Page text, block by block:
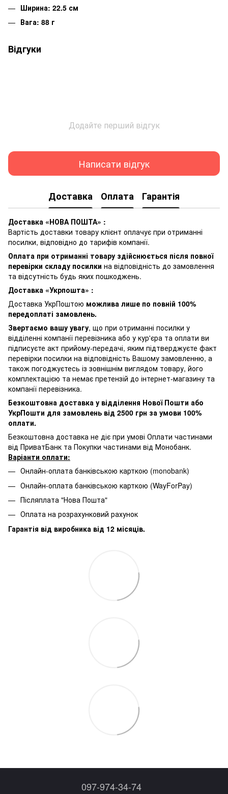
Ширина: 22.5 см
Вага: 88 г
Відгуки
Додайте перший відгук
Написати відгук
Доставка Оплата Гарантія
Доставка «НОВА ПОШТА» :
Вартість доставки товару клієнт оплачує при отриманні
посилки, відповідно до тарифів компанії.
Оплата при отриманні товару здійснюється після повної
перевірки складу посилки на відповідність до замовлення
та відсутність будь яких пошкоджень.
Доставка «Укрпошта» :
Доставка УкрПоштою можлива лише по повній 100%
передоплаті замовлень.
Звертаємо вашу увагу, що при отриманні посилки у
відділенні компанії перевізника або у кур'єра та оплати ви
підписуєте акт прийому-передачі, яким підтверджуєте факт
перевірки посилки на відповідність Вашому замовленню, а
також погоджуєтесь із зовнішнім виглядом товару, його
комплектацією та немає претензій до інтернет-магазину та
компанії перевізника.
Безкоштовна доставка у відділення Нової Пошти або
УкрПошти для замовлень від 2500 грн за умови 100%
оплати.
Безкоштовна доставка не діє при умові Оплати частинами
від ПриватБанк та Покупки частинами від Монобанк.
Варіанти оплати:
Онлайн-оплата банківською карткою (monobank)
Онлайн-оплата банківською карткою (WayForPay)
Післяплата "Нова Пошта"
Оплата на розрахунковий рахунок
Гарантія від виробника від 12 місяців.
097-974-34-74